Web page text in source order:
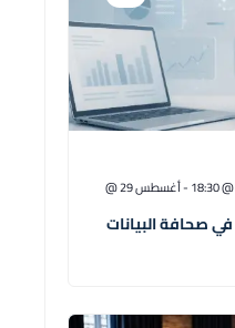
صحافة البيانات
دورة
- أغسطس 29 @